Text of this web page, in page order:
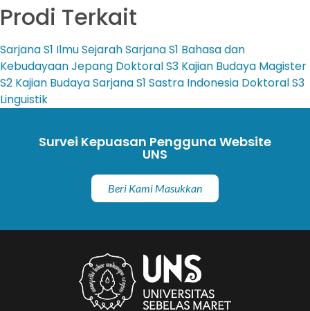
Prodi Terkait
SarjanaS1 Ilmu SejarahSarjanaS1 Bahasa dan
Kebudayaan Jepang DoktoralS3 Kajian Budaya Magister
S2 Kajian BudayaSarjanaS1 Sastra Indonesia DoktoralS3
Linguistik
Survei Kepuasan Pengguna Website
UNS
Beri Kami Masukkan